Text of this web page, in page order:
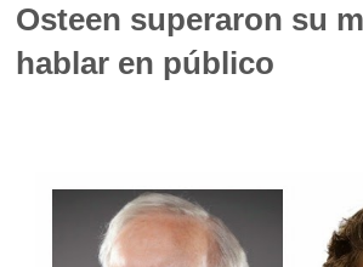
Osteen superaron su
hablar en público